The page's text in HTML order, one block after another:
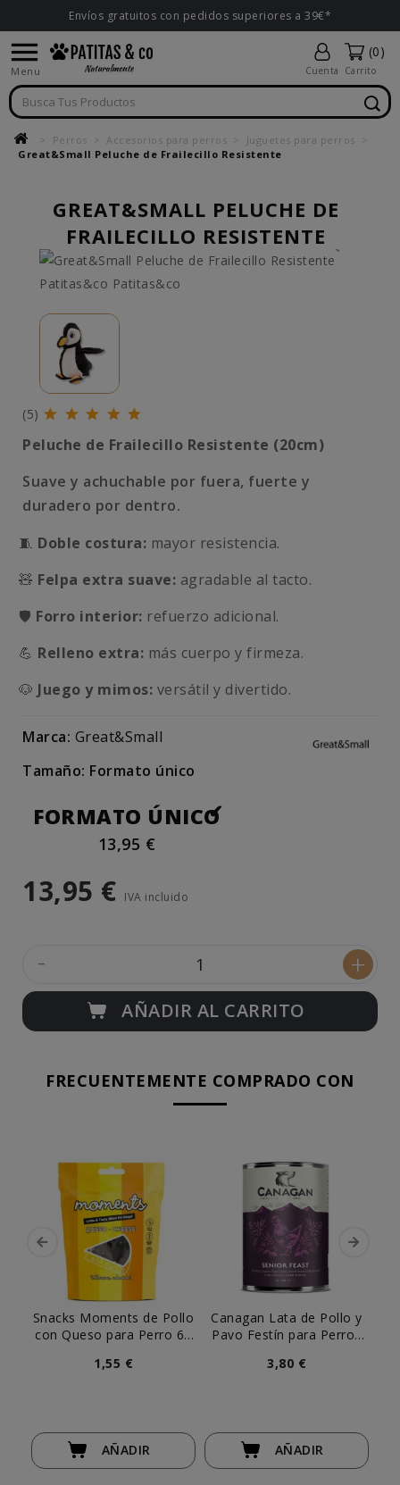
Envíos gratuitos con pedidos superiores a 39€*

Menu Cuenta
(0)
Carrito
Perros Accesorios para perros
Juguetes para perros
Great&Small Peluche de Frailecillo Resistente
GREAT&SMALL PELUCHE DE
FRAILECILLO RESISTENTE
(5)
Peluche de Frailecillo Resistente (20cm)
Suave y achuchable por fuera, fuerte y
duradero por dentro.
🧵 Doble costura: mayor resistencia.
🧸 Felpa extra suave: agradable al tacto.
🛡️ Forro interior: refuerzo adicional.
💪 Relleno extra: más cuerpo y firmeza.
🐶 Juego y mimos: versátil y divertido.
Marca: Great&Small
Tamaño: Formato único
FORMATO ÚNICO
13,95 €
13,95 € IVA incluido
- +
AÑADIR AL CARRITO
FRECUENTEMENTE COMPRADO CON
Snacks Moments de Pollo
con Queso para Perro 60
1,55 €
AÑADIR
Canagan Lata de Pollo y
Pavo Festín para Perros
3,80 €
AÑADIR